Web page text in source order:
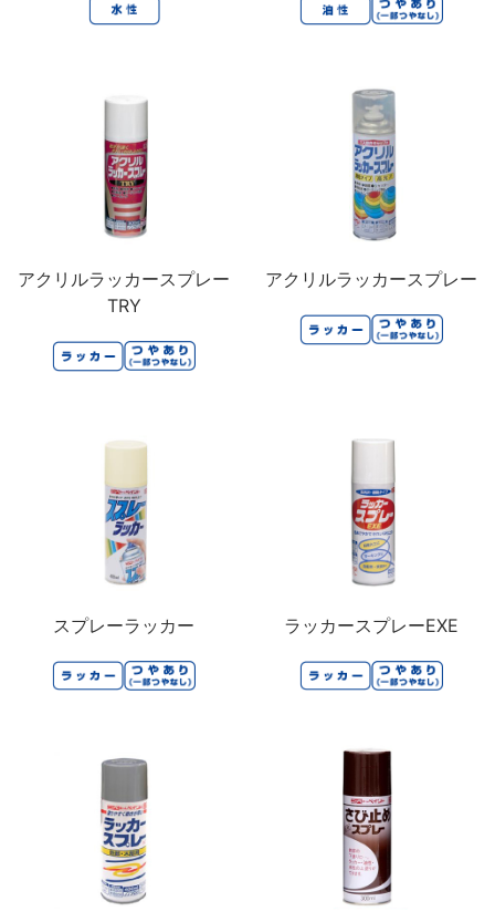
アクリルラッカースプレー
TRY
アクリルラッカースプレー
スプレーラッカー ラッカースプレーEXE